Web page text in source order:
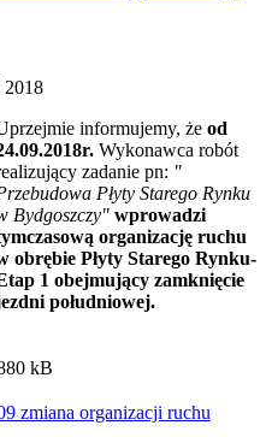
2018
informujemy, że od
Wykonawca robót
zadanie pn: "
Płyty Starego Rynku
Bydgoszczy" wprowadzi
organizację ruchu
obrębie Płyty Starego Rynku-
1 obejmujący zamknięcie
południowej.
kB
zmiana organizacji ruchu